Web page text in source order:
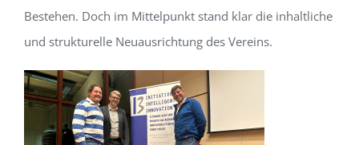
Bestehen. Doch im Mittelpunkt stand klar die inhaltliche
und strukturelle Neuausrichtung des Vereins.